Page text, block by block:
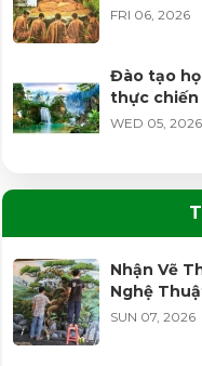
FRI 06, 2026
Đào tạo
thực
WED 05, 2026
chùa |
Vẽ tranh
tế, độc đáo
Nhận Vẽ
Nghệ
SUN 07, 2026